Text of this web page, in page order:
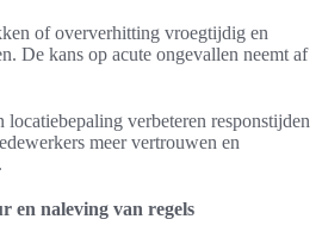
of oververhitting vroegtijdig en
De kans op acute ongevallen neemt af
verbeteren responstijden
meer vertrouwen en
en naleving van regels